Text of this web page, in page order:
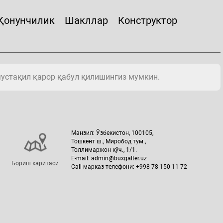
Шакллар
Конструктор
қарор қабул қилишингиз мумкин.
Бориш харитаси
Манзил: Ўзбекистон, 100105,
Тошкент ш., Миробод тум.,
Толлимаржон кўч., 1/1.
E-mail: admin@buxgalter.uz
Call-марказ телефони: +998 78 150-11-72